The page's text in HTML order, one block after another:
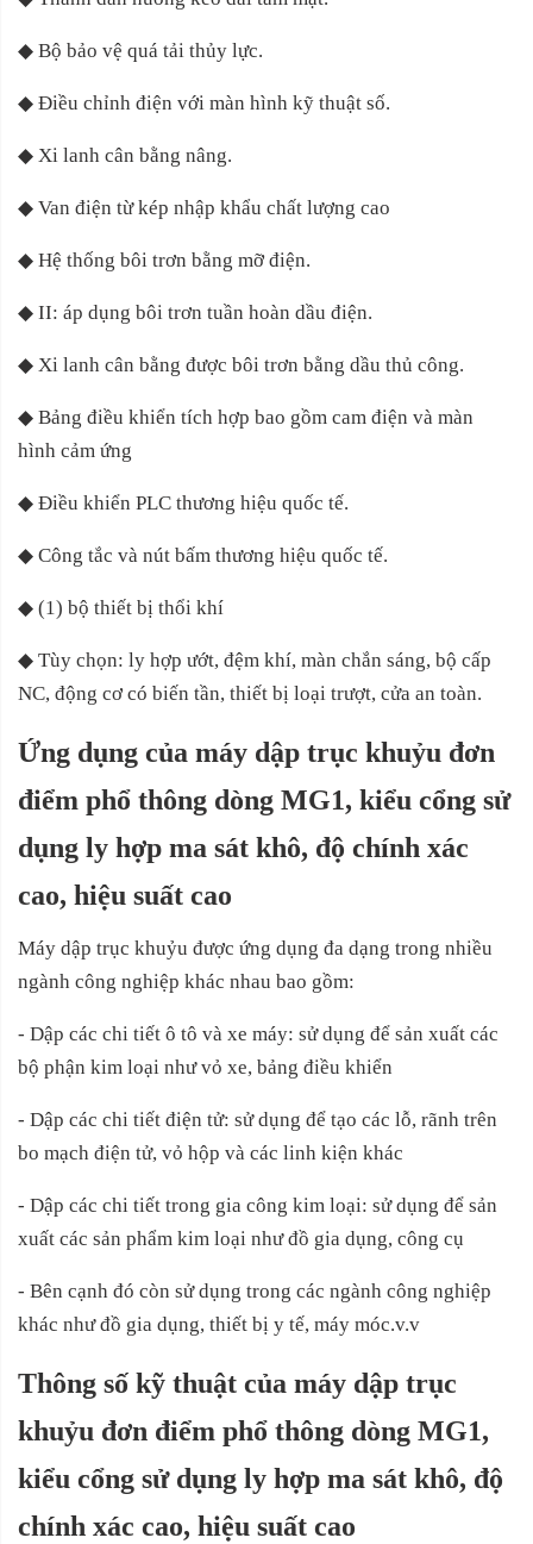
◆ Bộ bảo vệ quá tải thủy lực.
◆ Điều chỉnh điện với màn hình kỹ thuật số.
◆ Xi lanh cân bằng nâng.
◆ Van điện từ kép nhập khẩu chất lượng cao
◆ Hệ thống bôi trơn bằng mỡ điện.
◆ II: áp dụng bôi trơn tuần hoàn dầu điện.
◆ Xi lanh cân bằng được bôi trơn bằng dầu thủ công.
◆ Bảng điều khiển tích hợp bao gồm cam điện và màn
hình cảm ứng
◆ Điều khiển PLC thương hiệu quốc tế.
◆ Công tắc và nút bấm thương hiệu quốc tế.
◆ (1) bộ thiết bị thổi khí
◆ Tùy chọn: ly hợp ướt, đệm khí, màn chắn sáng, bộ cấp
NC, động cơ có biến tần, thiết bị loại trượt, cửa an toàn.
Ứng dụng của máy dập trục khuỷu đơn
điểm phổ thông dòng MG1, kiểu cổng sử
dụng ly hợp ma sát khô, độ chính xác
cao, hiệu suất cao
Máy dập trục khuỷu được ứng dụng đa dạng trong nhiều
ngành công nghiệp khác nhau bao gồm:
- Dập các chi tiết ô tô và xe máy: sử dụng để sản xuất các
bộ phận kim loại như vỏ xe, bảng điều khiển
- Dập các chi tiết điện tử: sử dụng để tạo các lỗ, rãnh trên
bo mạch điện tử, vỏ hộp và các linh kiện khác
- Dập các chi tiết trong gia công kim loại: sử dụng để sản
xuất các sản phẩm kim loại như đồ gia dụng, công cụ
- Bên cạnh đó còn sử dụng trong các ngành công nghiệp
khác như đồ gia dụng, thiết bị y tế, máy móc.v.v
Thông số kỹ thuật của máy dập trục
khuỷu đơn điểm phổ thông dòng MG1,
kiểu cổng sử dụng ly hợp ma sát khô, độ
chính xác cao, hiệu suất cao